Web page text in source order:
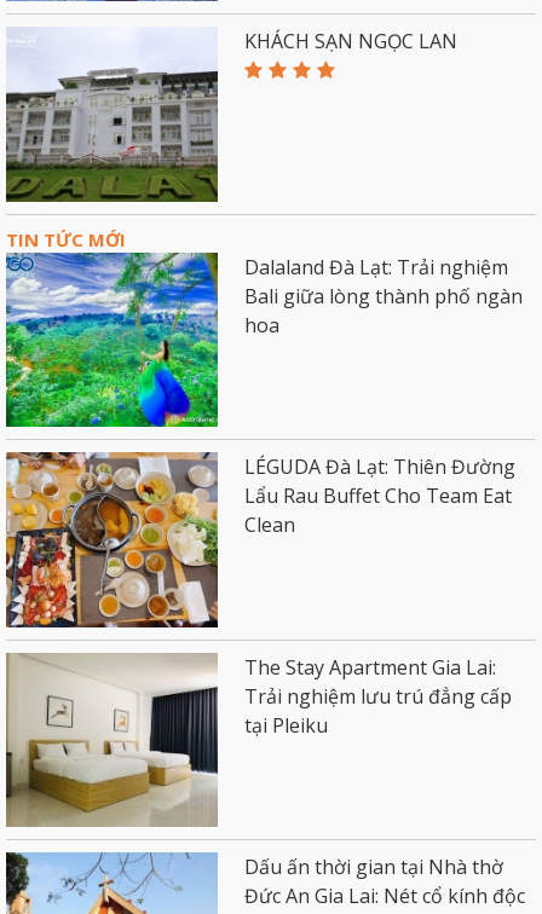
KHÁCH SẠN NGỌC LAN
TIN TỨC MỚI
Dalaland Đà Lạt: Trải nghiệm
Bali giữa lòng thành phố ngàn
hoa
LÉGUDA Đà Lạt: Thiên Đường
Lẩu Rau Buffet Cho Team Eat
Clean
The Stay Apartment Gia Lai:
Trải nghiệm lưu trú đẳng cấp
tại Pleiku
Dấu ấn thời gian tại Nhà thờ
Đức An Gia Lai: Nét cổ kính độc